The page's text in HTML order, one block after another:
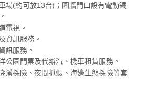
場(約可放13台)；圍牆門口設有電動鐵
電視。
資訊服務。
訊服務。
公園門票及代辦汽、機車租賃服務。
溪探險、夜間抓蝦、海邊生態探險等套